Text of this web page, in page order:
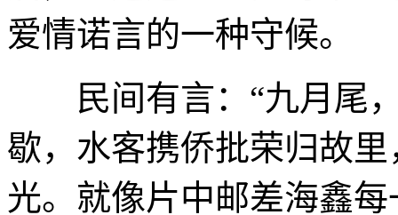
爱情诺言的一种守候。
民间有言：“九月尾，
歇，水客携侨批荣归故
光。就像片中邮差海鑫